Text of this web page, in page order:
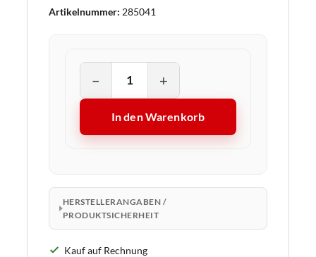
Artikelnummer: 285041
− +
In den Warenkorb
HERSTELLERANGABEN /
PRODUKTSICHERHEIT
Kauf auf Rechnung